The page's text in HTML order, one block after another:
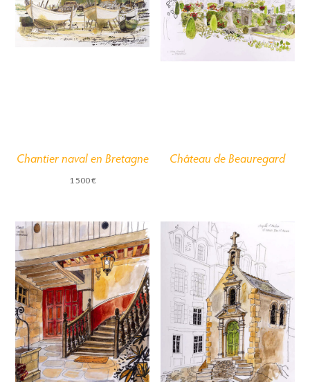
Chantier naval en Bretagne
1 500€
Château de Beauregard